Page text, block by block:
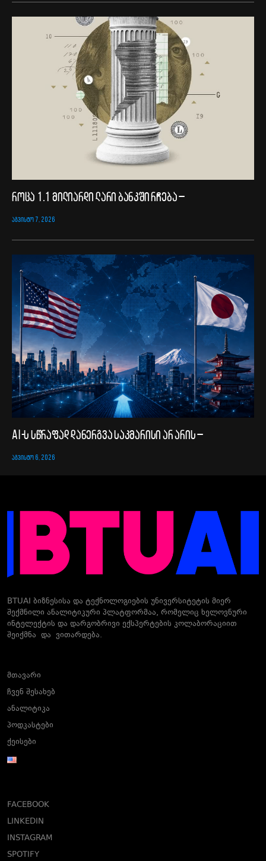
როცა 1.1 მილიარდი ლარი ბანკში რჩება –
ᲐᲒᲕᲘᲡᲢᲝ 7, 2026
AI-ს სწრაფად დანერგვა საკმარისი არ არის –
ᲐᲒᲕᲘᲡᲢᲝ 6, 2026
BTUAI ბიზნესისა და ტექნოლოგიების უნივერსიტეტის მიერ
შექმნილი ანალიტიკური პლატფორმაა, რომელიც ხელოვნური
ინტელექტის და დარგობრივი ექსპერტების კოლაბორაციით
შეიქმნა და ვითარდება.
მთავარი
ჩვენ შესახებ
ანალიტიკა
პოდკასტები
ქეისები
FACEBOOK
LINKEDIN
INSTAGRAM
SPOTIFY